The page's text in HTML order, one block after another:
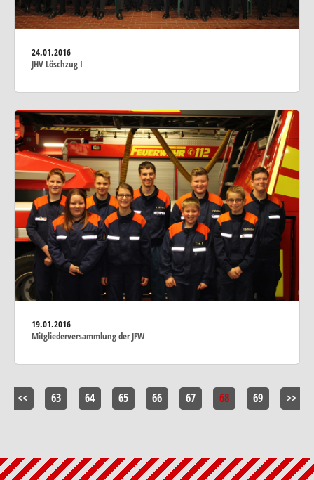
24.01.2016
JHV Löschzug I
19.01.2016
Mitgliederversammlung der JFW
<< 63 64 65 66 67 68 69 >>